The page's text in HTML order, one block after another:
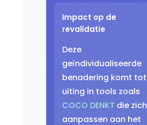
Impact op de
revalidatie
Deze
geïndividualiseerde
benadering komt tot
uiting in tools zoals
COCO DENKT die zich
aanpassen aan het